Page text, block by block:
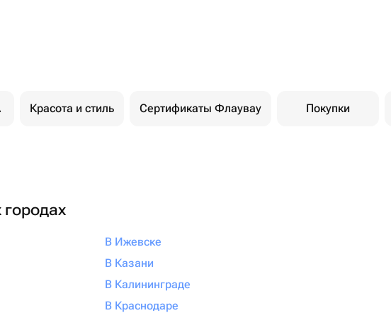
Красота и стиль Сертификаты Флаувау Покупки
городах
В Ижевске
В Казани
В Калининграде
В Краснодаре